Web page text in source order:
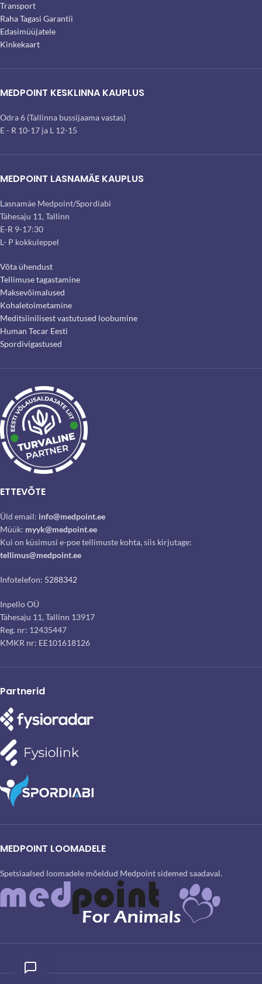
Transport
Raha Tagasi Garantii
Edasimüüjatele
Kinkekaart
MEDPOINT KESKLINNA KAUPLUS
Odra 6 (Tallinna bussijaama vastas)
E - R 10-17 ja L 12-15
MEDPOINT LASNAMÄE KAUPLUS
Lasnamäe Medpoint/Spordiabi
Tähesaju 11, Tallinn
E-R 9-17:30
L- P kokkuleppel
Võta ühendust
Tellimuse tagastamine
Maksevõimalused
Kohaletoimetamine
Meditsiinilisest vastutused loobumine
Human Tecar Eesti
Spordivigastused
ETTEVÕTE
Üld email: info@medpoint.ee
Müük: myyk@medpoint.ee
Kui on küsimusi e-poe tellimuste kohta, siis kirjutage:
tellimus@medpoint.ee
Infotelefon: 5288342
Inpello OÜ
Tähesaju 11, Tallinn 13917
Reg. nr: 12435447
KMKR nr: EE101618126
Partnerid
MEDPOINT LOOMADELE
Spetsiaalsed loomadele mõeldud Medpoint sidemed saadaval.